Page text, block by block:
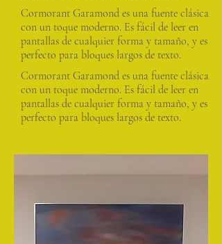
Cormorant Garamond es una fuente clásica
con un toque moderno. Es fácil de leer en
pantallas de cualquier forma y tamaño, y es
perfecto para bloques largos de texto.
Cormorant Garamond es una fuente clásica
con un toque moderno. Es fácil de leer en
pantallas de cualquier forma y tamaño, y es
perfecto para bloques largos de texto.